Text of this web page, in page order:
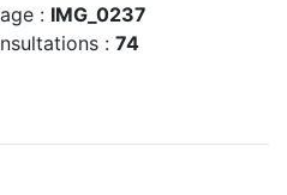
: IMG_0237
: 74